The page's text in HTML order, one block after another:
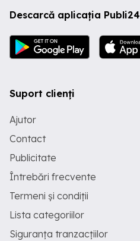
Descarcă aplicația Publi24
Suport clienți
Ajutor
Contact
Publicitate
Întrebări frecvente
Termeni și condiții
Lista categoriilor
Siguranța tranzacțiilor